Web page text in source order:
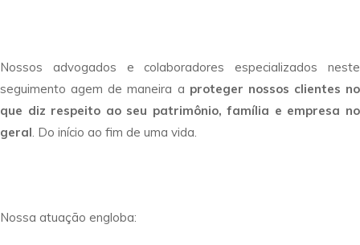
Nossos advogados e colaboradores especializados neste
seguimento agem de maneira a proteger nossos clientes no
que diz respeito ao seu patrimônio, família e empresa no
geral. Do início ao fim de uma vida.
Nossa atuação engloba: